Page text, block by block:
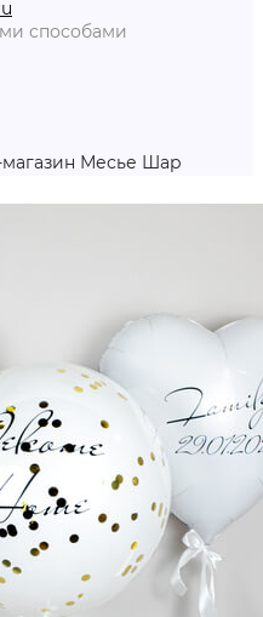
способами
магазин Месье Шар